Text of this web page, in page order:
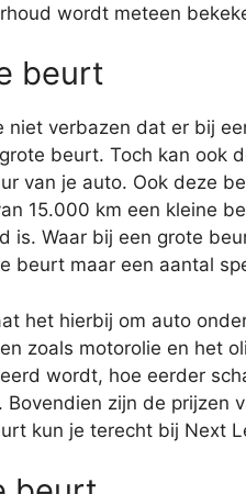
wordt meteen
beurt
niet verbazen dat er bij
beurt. Toch kan ook
van je auto. Ook deze
15.000 km een kleine
is. Waar bij een grote
beurt maar een aantal
het hierbij om auto
zoals motorolie en het
wordt, hoe eerder
Bovendien zijn de prijzen
kun je terecht bij Next